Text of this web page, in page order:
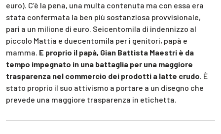
euro). C’è la pena, una multa contenuta ma con essa era
stata confermata la ben più sostanziosa provvisionale,
pari a un milione di euro. Seicentomila di indennizzo al
piccolo Mattia e duecentomila per i genitori, papà e
mamma. E proprio il papà, Gian Battista Maestri è da
tempo impegnato in una battaglia per una maggiore
trasparenza nel commercio dei prodotti a latte crudo. È
stato proprio il suo attivismo a portare a un disegno che
prevede una maggiore trasparenza in etichetta.